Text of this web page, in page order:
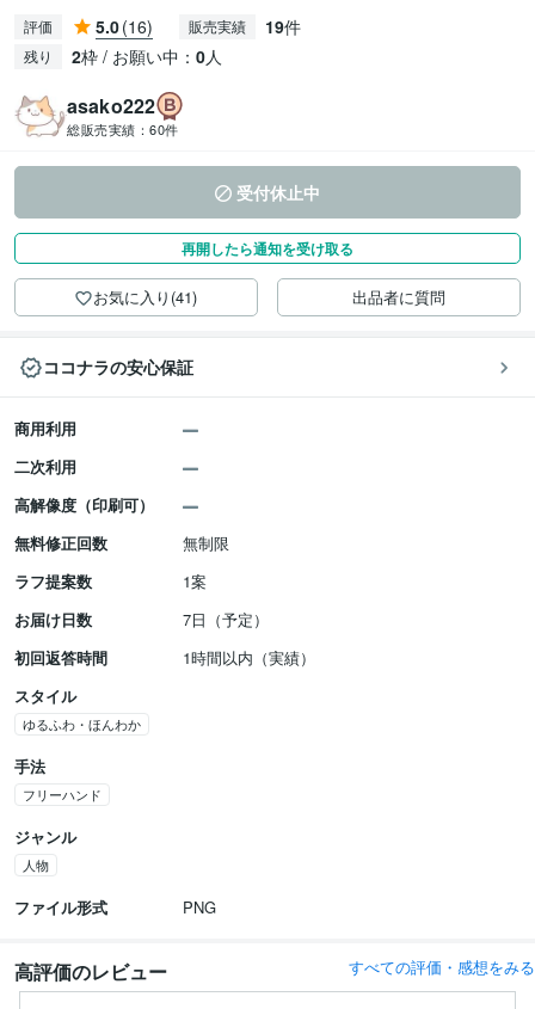
評価 5.0(16) 販売実績 19件
残り 2枠 / お願い中： 0人
asako222
総販売実績： 60件
受付休止中
再開したら通知を受け取る
お気に入り(41) 出品者に質問
ココナラの安心保証
商用利用
二次利用
高解像度（印刷可）
無料修正回数
無制限
ラフ提案数
1案
お届け日数
7日（予定）
初回返答時間
1時間以内（実績）
スタイル
ゆるふわ・ほんわか
手法
フリーハンド
ジャンル
人物
ファイル形式 PNG
高評価のレビュー すべての評価・感想をみる